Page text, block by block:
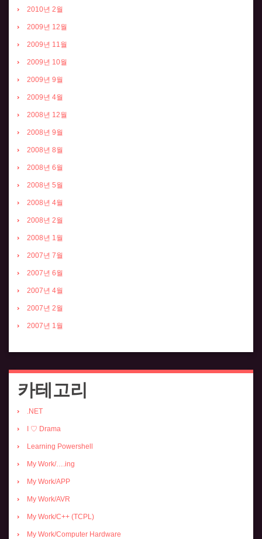
2010년 2월
2009년 12월
2009년 11월
2009년 10월
2009년 9월
2009년 4월
2008년 12월
2008년 9월
2008년 8월
2008년 6월
2008년 5월
2008년 4월
2008년 2월
2008년 1월
2007년 7월
2007년 6월
2007년 4월
2007년 2월
2007년 1월
카테고리
.NET
I ♡ Drama
Learning Powershell
My Work/….ing
My Work/APP
My Work/AVR
My Work/C++ (TCPL)
My Work/Computer Hardware